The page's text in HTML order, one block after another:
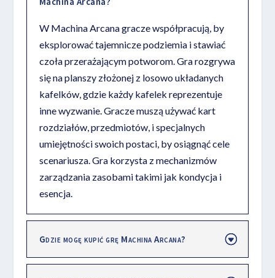
W Machina Arcana gracze współpracują, by
eksplorować tajemnicze podziemia i stawiać
czoła przerażającym potworom. Gra rozgrywa
się na planszy złożonej z losowo układanych
kafelków, gdzie każdy kafelek reprezentuje
inne wyzwanie. Gracze muszą używać kart
rozdziałów, przedmiotów, i specjalnych
umiejętności swoich postaci, by osiągnąć cele
scenariusza. Gra korzysta z mechanizmów
zarządzania zasobami takimi jak kondycja i
esencja.
Gdzie mogę kupić grę Machina Arcana?